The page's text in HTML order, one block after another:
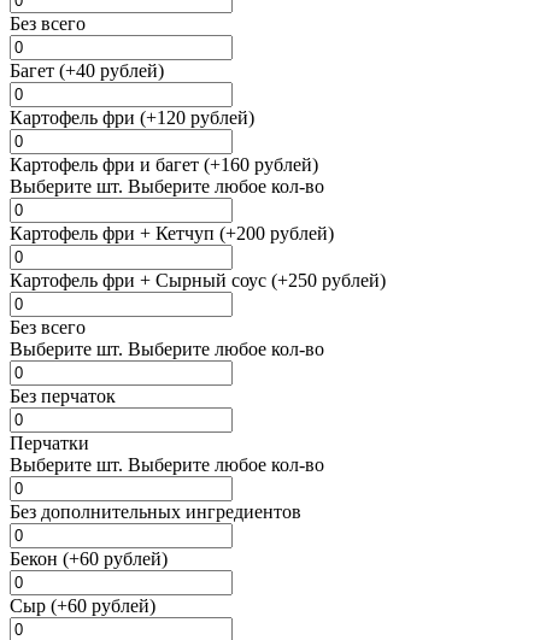
Без всего
Багет (+40 рублей)
Картофель фри (+120 рублей)
Картофель фри и багет (+160 рублей)
Выберите шт. Выберите любое кол-во
Картофель фри + Кетчуп (+200 рублей)
Картофель фри + Сырный соус (+250 рублей)
Без всего
Выберите шт. Выберите любое кол-во
Без перчаток
Перчатки
Выберите шт. Выберите любое кол-во
Без дополнительных ингредиентов
Бекон (+60 рублей)
Сыр (+60 рублей)